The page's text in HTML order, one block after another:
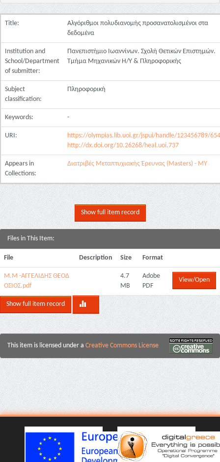
Title:
Αλγόριθμοι πολυδιανομής προσανατολισμένοι στα
δεδομένα
Institution and
School/Department
of submitter:
Πανεπιστήμιο Ιωαννίνων. Σχολή Θετικών Επιστημών.
Τμήμα Μηχανικών Η/Υ & Πληροφορικής
Subject
classification:
Πληροφορική
Keywords: -
URI:
https://olympias.lib.uoi.gr/jspui/handle/123456789/
http://dx.doi.org/10.26268/heal.uoi.737
Appears in
Collections:
Διατριβές Μεταπτυχιακής Έρευνας (Masters) - ΜΥ
Show full item record
Files in This Item:
File Description Size Format
Μ.Μ -ΑΓΓΕΛΙΔΗΣ ΘΕΟΔ
ΟΣΙΟΣ.pdf
4.7
MB
Adobe
PDF
View/Open
Show full item record
This item is licensed under a Creative Commons License